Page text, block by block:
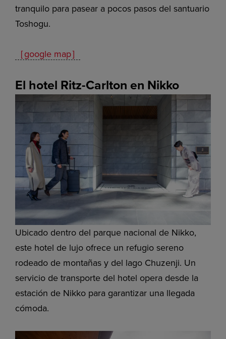
tranquilo para pasear a pocos pasos del santuario
Toshogu.
［google map］
El hotel Ritz-Carlton en Nikko
Ubicado dentro del parque nacional de Nikko,
este hotel de lujo ofrece un refugio sereno
rodeado de montañas y del lago Chuzenji. Un
servicio de transporte del hotel opera desde la
estación de Nikko para garantizar una llegada
cómoda.